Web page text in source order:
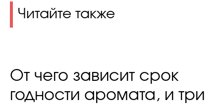
Читайте также
От чего зависит срок
годности аромата, и три